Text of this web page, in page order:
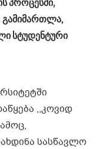
პროცესში,
გამიმართლა,
სტუდენტური
,,კოვიდ
სასწავლო